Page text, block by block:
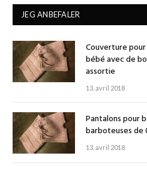
JEG ANBEFALER
Couverture
bébé avec de
assortie
13. avril 2018
Pantalons pour
barboteuses de
13. avril 2018